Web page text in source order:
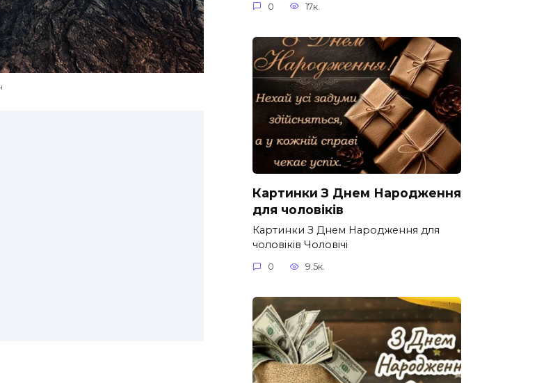
0 17к.
Картинки З Днем Народження
для чоловіків​
Картинки З Днем Народження для
чоловіків​ Чоловічі
0 9.5к.